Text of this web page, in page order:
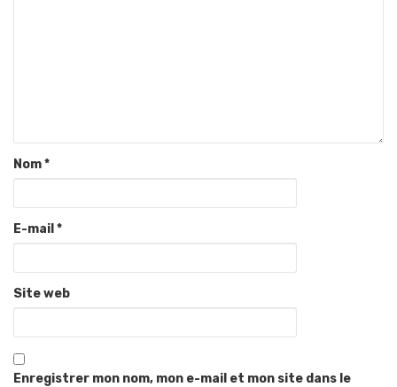
Nom*
E-mail *
Site web
Enregistrer mon nom, mon e-mail et mon site dans le